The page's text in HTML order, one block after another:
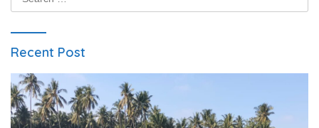
for:
Recent Post